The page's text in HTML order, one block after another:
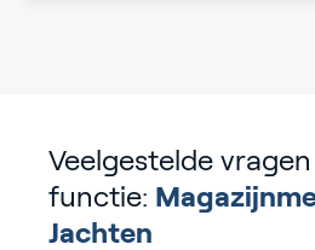
Veelgestelde
functie:
Jachten